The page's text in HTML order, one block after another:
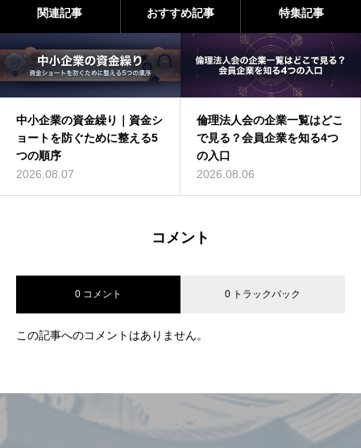
関連記事 おすすめ記事 特集記事
中小企業の資金繰り｜資金シ
ョートを防ぐために整える5
つの順序
2026.08.07
倫理法人会の企業一覧はどこ
で見る？会員企業を知る4つ
の入口
2026.08.06
コメント
0 コメント 0 トラックバック
この記事へのコメントはありません。